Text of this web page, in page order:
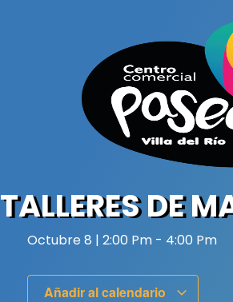
TALLERES DE
Octubre 8 |2:00 Pm - 4:00 Pm
Añadir al calendario